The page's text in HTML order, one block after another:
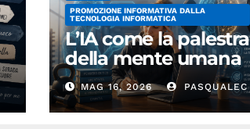
PROMOZIONE INFORMATIVA DALLA
TECNOLOGIA INFORMATICA
L’IA come la palestra
della mente umana
MAG 16, 2026 PASQUALEC